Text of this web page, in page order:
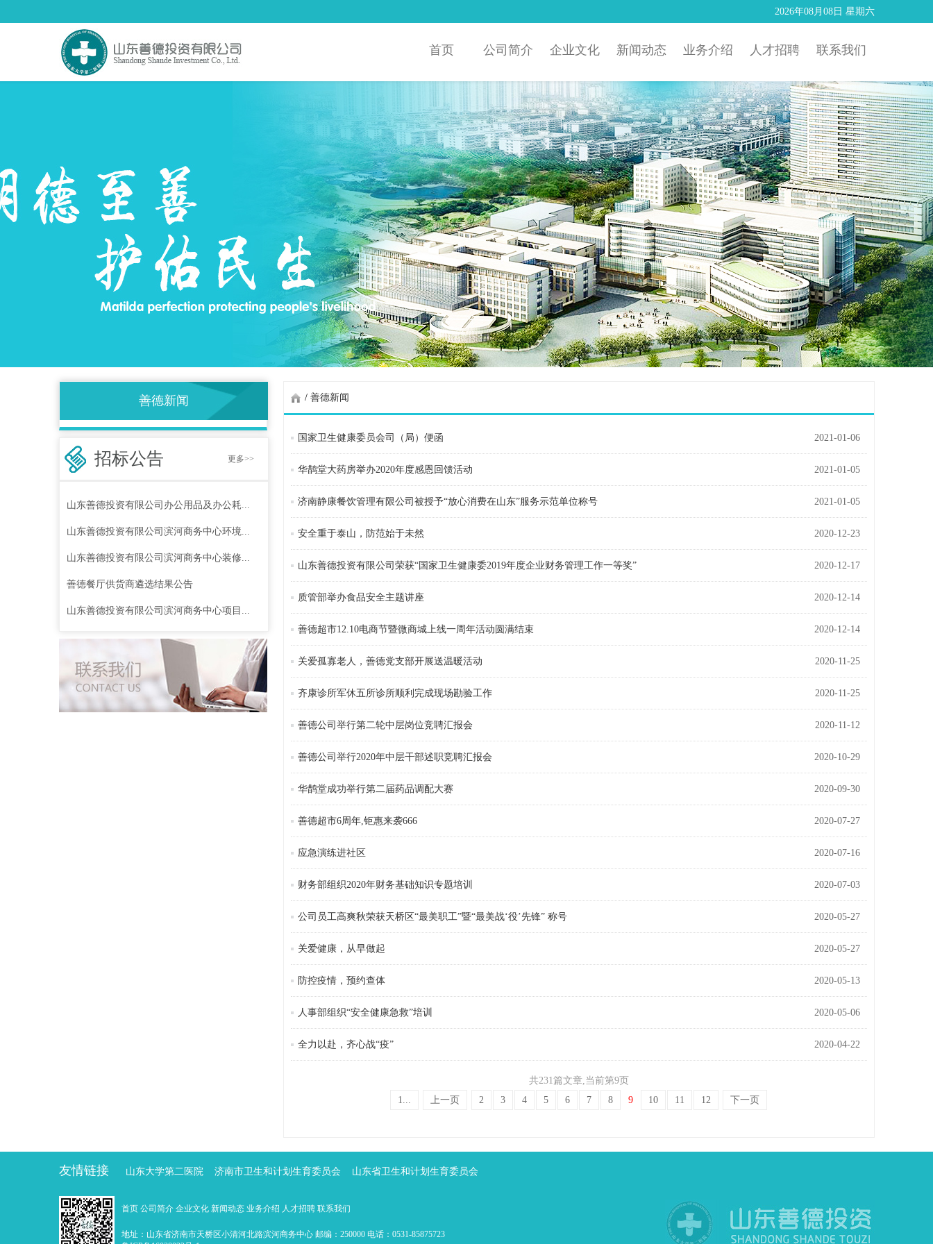
2026年08月08日 星期六
首页 公司简介 企业文化 新闻动态 业务介绍 人才招聘 联系我们
善德新闻
更多>>
招标公告
山东善德投资有限公司办公用品及办公耗...
山东善德投资有限公司滨河商务中心环境...
山东善德投资有限公司滨河商务中心装修...
善德餐厅供货商遴选结果公告
山东善德投资有限公司滨河商务中心项目...
/ 善德新闻
2021-01-06
国家卫生健康委员会司（局）便函
2021-01-05
华鹊堂大药房举办2020年度感恩回馈活动
2021-01-05
济南静康餐饮管理有限公司被授予“放心消费在山东”服务示范单位称号
2020-12-23
安全重于泰山，防范始于未然
2020-12-17
山东善德投资有限公司荣获“国家卫生健康委2019年度企业财务管理工作一等奖”
2020-12-14
质管部举办食品安全主题讲座
2020-12-14
善德超市12.10电商节暨微商城上线一周年活动圆满结束
2020-11-25
关爱孤寡老人，善德党支部开展送温暖活动
2020-11-25
齐康诊所军休五所诊所顺利完成现场勘验工作
2020-11-12
善德公司举行第二轮中层岗位竞聘汇报会
2020-10-29
善德公司举行2020年中层干部述职竞聘汇报会
2020-09-30
华鹊堂成功举行第二届药品调配大赛
2020-07-27
善德超市6周年,钜惠来袭666
2020-07-16
应急演练进社区
2020-07-03
财务部组织2020年财务基础知识专题培训
2020-05-27
公司员工高爽秋荣获天桥区“最美职工”暨“最美战‘役’先锋” 称号
2020-05-27
关爱健康，从早做起
2020-05-13
防控疫情，预约查体
2020-05-06
人事部组织“安全健康急救”培训
2020-04-22
全力以赴，齐心战“疫”
共231篇文章,当前第9页
1...
上一页 2 3 4 5 6 7 8 9 10 11 12 下一页
友情链接 山东大学第二医院 济南市卫生和计划生育委员会 山东省卫生和计划生育委员会
首页 公司简介 企业文化 新闻动态 业务介绍 人才招聘 联系我们
地址：山东省济南市天桥区小清河北路滨河商务中心 邮编：250000 电话：0531-85875723